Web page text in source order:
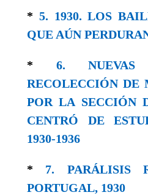
* 5. 1930. LOS
QUE AÚN
* 6. NUEVAS
RECOLECCIÓN DE
POR LA SECCIÓN
CENTRÓ DE
1930-1936
* 7. PARÁLISIS
PORTUGAL, 1930